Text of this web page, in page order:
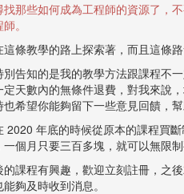
找那些如何成為工程師的資源了，
。
條教學的路上探索著，而且這條
別告知的是我的教學方法跟課程不
定天數內的無條件退費，對我來說
希望你能夠留下一些意見回饋，幫
2020 年底的時候從原本的課程買
個月只要三百多塊，就可以無限
的課程有興趣，歡迎立刻註冊，之
夠及時收到消息。